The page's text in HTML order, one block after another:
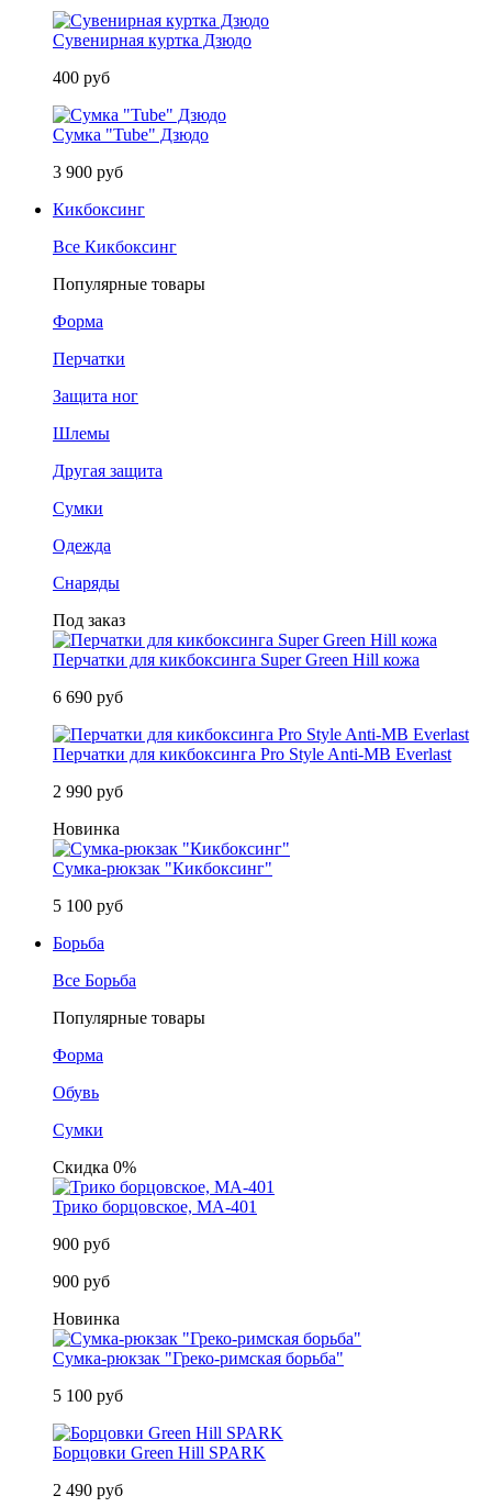
Сувенирная куртка Дзюдо
400 руб
Сумка "Tube" Дзюдо
3 900 руб
Кикбоксинг
Все Кикбоксинг
Популярные товары
Форма
Перчатки
Защита ног
Шлемы
Другая защита
Сумки
Одежда
Снаряды
Под заказ
Перчатки для кикбоксинга Super Green Hill кожа
6 690 руб
Перчатки для кикбоксинга Pro Style Anti-MB Everlast
2 990 руб
Новинка
Сумка-рюкзак "Кикбоксинг"
5 100 руб
Борьба
Все Борьба
Популярные товары
Форма
Обувь
Сумки
Скидка 0%
Трико борцовское, MA-401
900 руб
900 руб
Новинка
Сумка-рюкзак "Греко-римская борьба"
5 100 руб
Борцовки Green Hill SPARK
2 490 руб